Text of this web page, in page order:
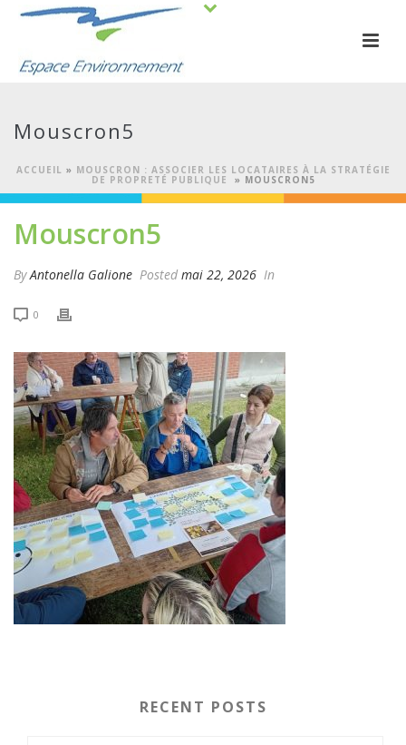
Mouscron5
ACCUEIL » MOUSCRON : ASSOCIER LES LOCATAIRES À LA STRATÉGIE
DE PROPRETÉ PUBLIQUE » MOUSCRON5
Mouscron5
ByAntonella Galione Posted mai 22, 2026 In
0
RECENT POSTS